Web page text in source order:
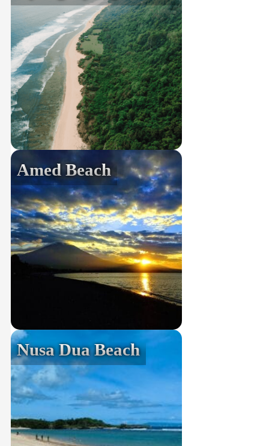
Amed Beach
Nusa Dua Beach